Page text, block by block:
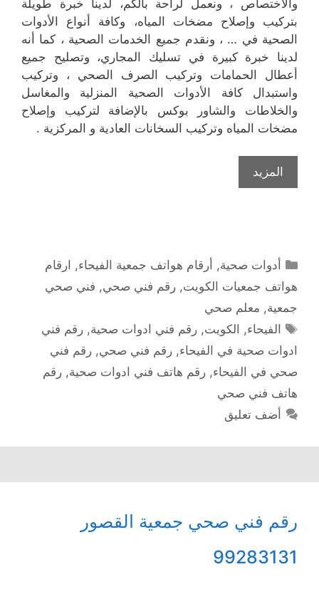
والاختصاص ، ونعمل لراحة بالكم، لدينا خبرة طويلة
بتركيب وإصلاح مضخات المياه، وكافة أنواع الأدوات
الصحية في … ، ونقدم جميع الخدمات الصحية ، كما أنه
لدينا خبرة كبيرة في تسليك المجاري، وتصليح جميع
أعطال الحمامات وتركيب الصرف الصحي ، وتركيب
واستبدال كافة الأدوات الصحية المنزلية والمغاسل
والخلاطات والشاور بوكس بالإضافة لتركيب وإصلاح
مضخات المياه وتركيب السخانات العادية و المركزية .
المزيد
التصنيفات
أدوات صحية, أرقام هواتف جمعية الفيحاء, ارقام
هواتف جمعيات الكويت, رقم فني صحي, فني صحي
جمعية, معلم صحي
الوسوم
الفيحاء, الكويت,رقم فني ادوات صحية,رقم فني
ادوات صحية في الفيحاء, رقم فني صحي, رقم فني
صحي في الفيحاء, رقم هاتف فني ادوات صحية, رقم
هاتف فني صحي
أضف تعليق
رقم فني صحي جمعية القصور
99283131